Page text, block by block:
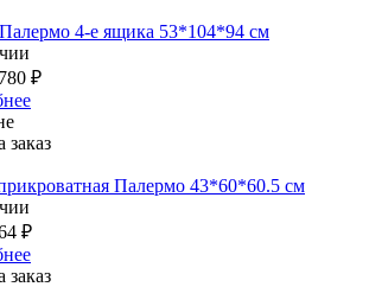
4-е ящика 53*104*94 см
₽
заказ
Палермо 43*60*60.5 см
₽
заказ